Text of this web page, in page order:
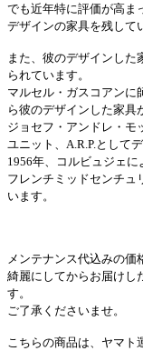
でも近年特に評価が高ま
デザインの家具を残して
また、彼のデザインした
られています。
マルセル・ガスコアンに
ら彼のデザインした家具
ジョセフ・アンドレ・モ
ユニット、A.R.P.として
1956年、コルビュジェに
フレンチミッドセンチュ
います。
メンテナンス代込みの価
綺麗にしてからお届けし
す。
ご了承くださいませ。
こちらの商品は、ヤマト